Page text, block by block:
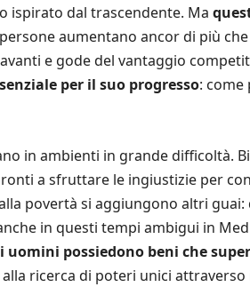
ispirato dal trascendente. Ma
aumentano ancor di più
e gode del vantaggio
per il suo progresso:
in ambienti in grande difficoltà.
a sfruttare le ingiustizie per
povertà si aggiungono altri
in questi tempi ambigui in
uomini possiedono beni che
ricerca di poteri unici